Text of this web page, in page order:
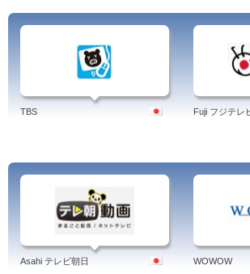
TBS Fuji フジテレ
Asahi テレビ朝日 WOWOW